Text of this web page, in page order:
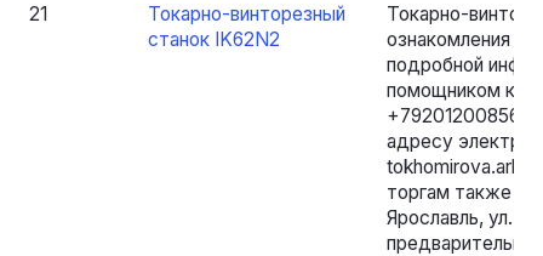
21
Токарно-винторезный
станок IK62N2
Токарно-
ознакомления с
подробной
помощником
+79201200856 в
адресу
торгам также
Ярославль, ул.